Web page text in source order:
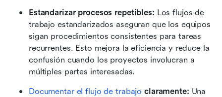
Estandarizar procesos repetibles: Los flujos de
trabajo estandarizados aseguran que los equipos
sigan procedimientos consistentes para tareas
recurrentes. Esto mejora la eficiencia y reduce la
confusión cuando los proyectos involucran a
múltiples partes interesadas.
Documentar el flujo de trabajo claramente: Una